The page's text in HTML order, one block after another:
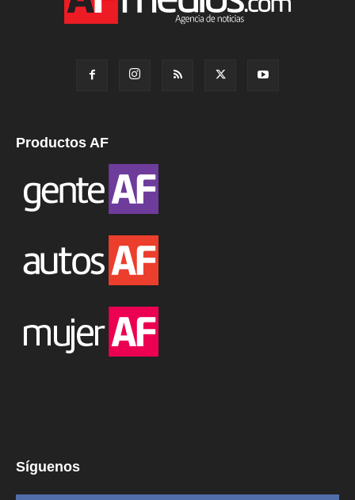
Productos AF
Síguenos